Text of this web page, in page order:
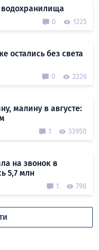
водохранилища
0 1225
остались без света
0 2226
малину в августе:
1 33950
на звонок в
5,7 млн
1 798